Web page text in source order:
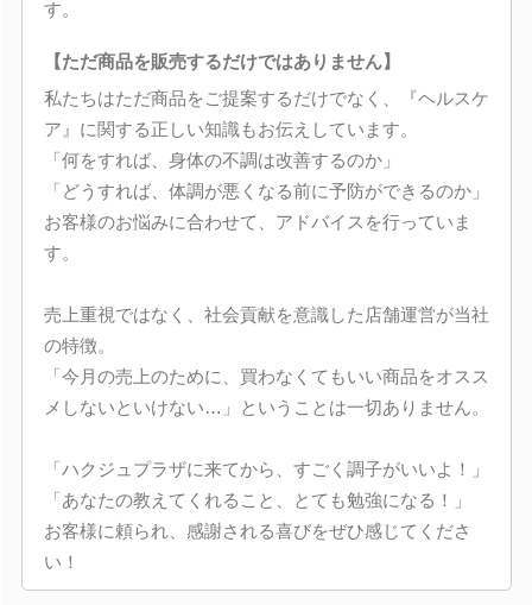
す。
【ただ商品を販売するだけではありません】
私たちはただ商品をご提案するだけでなく、『ヘルスケ
ア』に関する正しい知識もお伝えしています。
「何をすれば、身体の不調は改善するのか」
「どうすれば、体調が悪くなる前に予防ができるのか」
お客様のお悩みに合わせて、アドバイスを行っていま
す。
売上重視ではなく、社会貢献を意識した店舗運営が当社
の特徴。
「今月の売上のために、買わなくてもいい商品をオスス
メしないといけない…」ということは一切ありません。
「ハクジュプラザに来てから、すごく調子がいいよ！」
「あなたの教えてくれること、とても勉強になる！」
お客様に頼られ、感謝される喜びをぜひ感じてくださ
い！